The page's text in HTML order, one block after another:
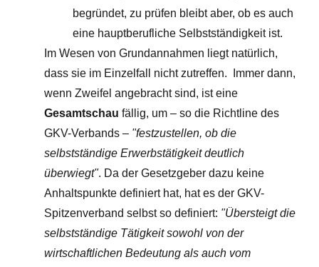
begründet, zu prüfen bleibt aber, ob es auch
eine hauptberufliche Selbstständigkeit ist.
Im Wesen von Grundannahmen liegt natürlich,
dass sie im Einzelfall nicht zutreffen. Immer dann,
wenn Zweifel angebracht sind, ist eine
Gesamtschau fällig, um – so die Richtline des
GKV-Verbands – "festzustellen, ob die
selbstständige Erwerbstätigkeit deutlich
überwiegt". Da der Gesetzgeber dazu keine
Anhaltspunkte definiert hat, hat es der GKV-
Spitzenverband selbst so definiert: "Übersteigt die
selbstständige Tätigkeit sowohl von der
wirtschaftlichen Bedeutung als auch vom